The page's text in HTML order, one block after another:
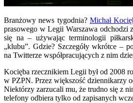
Branżowy news tygodnia? Michał
prasowego w Legii Warszawa odchodzi
się na – używając terminologii
„klubu”. Gdzie? Szczegóły wkrótce –
na Twitterze współpracujących z nim
Kocięba rzecznikiem Legii był od 2008
w PZPN. Przez większość dziennikarzy
Niektórzy zarzucali mu, że trudno się z
telefony odbiera tylko od zapisanych